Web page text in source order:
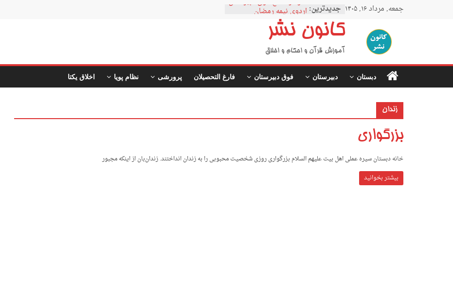
جمعه, مرداد ۱۶, ۱۴۰۵ جدیدترین: نمودار مقطع فوق دبیرستان
اردوی نیمه رمضان
اردوی نیمه شعبان
اردوی غدیر
اردوی محرم
کانون نشر
آموزش قرآن و احکام و اخلاق
دبستان دبیرستان فوق دبیرستان فارغ التحصیلان پرورشی نظام پویا اخلاق یکتا
زندان
بزرگواری
خانه دبستان سیره عملی اهل بیت علیهم السلام بزرگواری روزی شخصیت محبوبی را به زندان انداختند. زندان‌بان از اینکه مجبور
بیشتر بخوانید